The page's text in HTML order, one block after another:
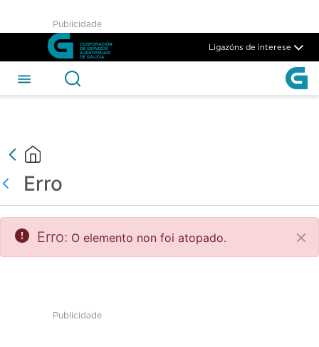
Skip to Main Content
test - CSAG
Publicidade
Ligazóns de interese
Erro
Erro: O elemento non foi atopado.
Publicidade